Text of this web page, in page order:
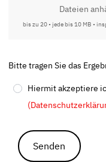
Dateien
bis zu 20 • jede bis 10 MB •
Hiermit akzeptiere
Senden